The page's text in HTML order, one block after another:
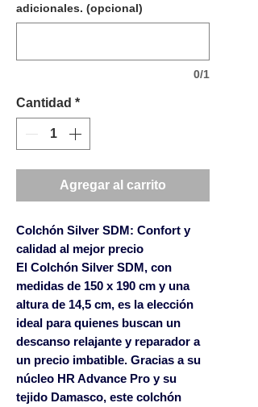
adicionales. (opcional)
0/1
Cantidad *
Agregar al carrito
Colchón Silver SDM: Confort y
calidad al mejor precio
El Colchón Silver SDM, con
medidas de 150 x 190 cm y una
altura de 14,5 cm, es la elección
ideal para quienes buscan un
descanso relajante y reparador a
un precio imbatible. Gracias a su
núcleo HR Advance Pro y su
tejido Damasco, este colchón